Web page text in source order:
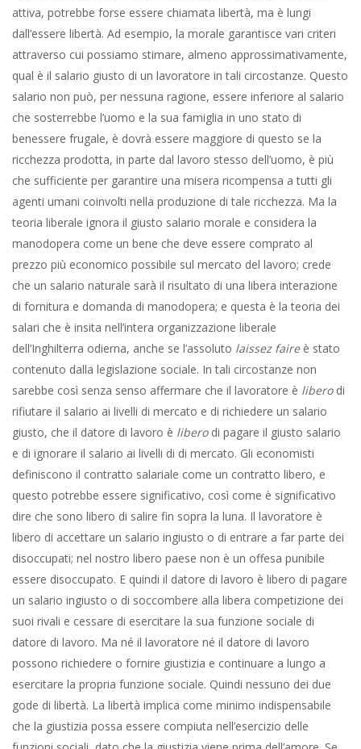
attiva, potrebbe forse essere chiamata libertà, ma è lungi
dall’essere libertà. Ad esempio, la morale garantisce vari criteri
attraverso cui possiamo stimare, almeno approssimativamente,
qual è il salario giusto di un lavoratore in tali circostanze. Questo
salario non può, per nessuna ragione, essere inferiore al salario
che sosterrebbe l’uomo e la sua famiglia in uno stato di
benessere frugale, è dovrà essere maggiore di questo se la
ricchezza prodotta, in parte dal lavoro stesso dell’uomo, è più
che sufficiente per garantire una misera ricompensa a tutti gli
agenti umani coinvolti nella produzione di tale ricchezza. Ma la
teoria liberale ignora il giusto salario morale e considera la
manodopera come un bene che deve essere comprato al
prezzo più economico possibile sul mercato del lavoro; crede
che un salario naturale sarà il risultato di una libera interazione
di fornitura e domanda di manodopera; e questa è la teoria dei
salari che è insita nell’intera organizzazione liberale
dell’Inghilterra odierna, anche se l’assoluto laissez faireè stato
contenuto dalla legislazione sociale. In tali circostanze non
sarebbe così senza senso affermare che il lavoratore è liberodi
rifiutare il salario ai livelli di mercato e di richiedere un salario
giusto, che il datore di lavoro è liberodi pagare il giusto salario
e di ignorare il salario ai livelli di di mercato. Gli economisti
definiscono il contratto salariale come un contratto libero, e
questo potrebbe essere significativo, così come è significativo
dire che sono libero di salire fin sopra la luna. Il lavoratore è
libero di accettare un salario ingiusto o di entrare a far parte dei
disoccupati; nel nostro libero paese non è un offesa punibile
essere disoccupato. E quindi il datore di lavoro è libero di pagare
un salario ingiusto o di soccombere alla libera competizione dei
suoi rivali e cessare di esercitare la sua funzione sociale di
datore di lavoro. Ma né il lavoratore né il datore di lavoro
possono richiedere o fornire giustizia e continuare a lungo a
esercitare la propria funzione sociale. Quindi nessuno dei due
gode di libertà. La libertà implica come minimo indispensabile
che la giustizia possa essere compiuta nell’esercizio delle